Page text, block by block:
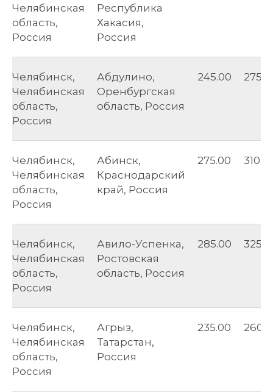
Челябинская
область,
Россия
Республика
Хакасия,
Россия
Челябинск,
Челябинская
область,
Россия
Абдулино,
Оренбургская
область, Россия
245.00
Челябинск,
Челябинская
область,
Россия
Абинск,
Краснодарский
край, Россия
275.00
Челябинск,
Челябинская
область,
Россия
Авило-Успенка,
Ростовская
область, Россия
285.00
Челябинск,
Челябинская
область,
Россия
Агрыз,
Татарстан,
Россия
235.00